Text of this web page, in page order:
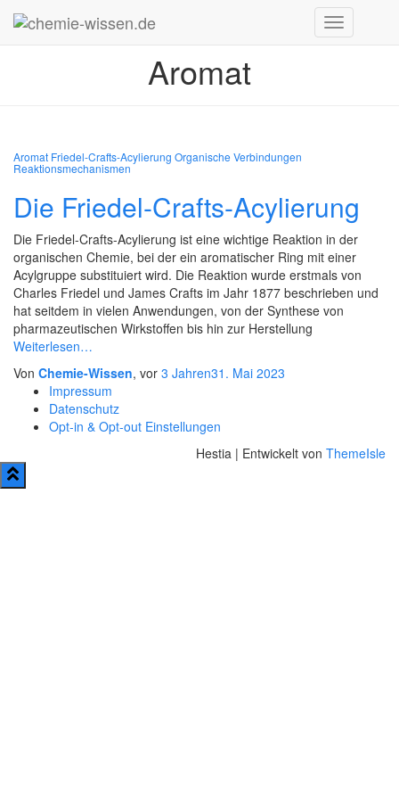
Navigation
Aromat
Aromat Friedel-Crafts-Acylierung Organische Verbindungen
Reaktionsmechanismen
Die Friedel-Crafts-Acylierung
Die Friedel-Crafts-Acylierung ist eine wichtige Reaktion in der
organischen Chemie, bei der ein aromatischer Ring mit einer
Acylgruppe substituiert wird. Die Reaktion wurde erstmals von
Charles Friedel und James Crafts im Jahr 1877 beschrieben und
hat seitdem in vielen Anwendungen, von der Synthese von
pharmazeutischen Wirkstoffen bis hin zur Herstellung
Weiterlesen…
Von Chemie-Wissen, vor 3 Jahren31. Mai 2023
Impressum
Datenschutz
Opt-in & Opt-out Einstellungen
Hestia | Entwickelt von ThemeIsle